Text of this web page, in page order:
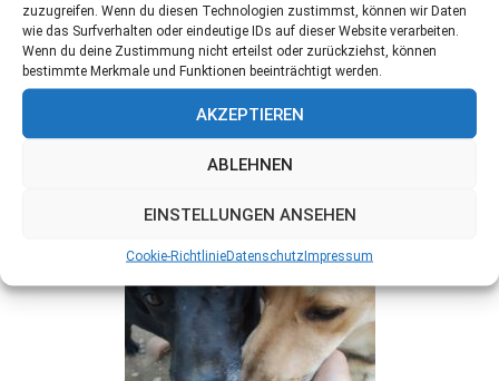
zuzugreifen. Wenn du diesen Technologien zustimmst, können wir Daten
wie das Surfverhalten oder eindeutige IDs auf dieser Website verarbeiten.
Wenn du deine Zustimmung nicht erteilst oder zurückziehst, können
bestimmte Merkmale und Funktionen beeinträchtigt werden.
AKZEPTIEREN
ABLEHNEN
EINSTELLUNGEN ANSEHEN
Cookie-RichtlinieDatenschutzImpressum